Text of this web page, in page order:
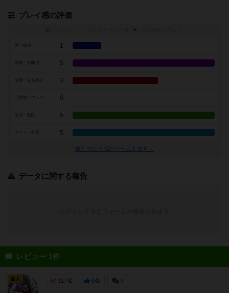
プレイ感の評価
※
1
戦略・判断力 5
3
0
5
アート・外見 5
似たプレイ感のゲームを探す→
データに関する報告
レビュー 1件
317名 0名
仙人